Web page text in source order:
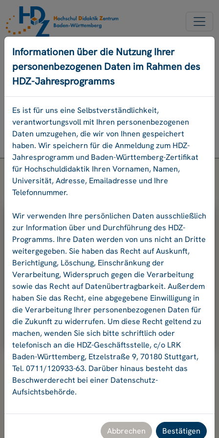
NEUER ACCOUNT
PASSWORD VERGESSEN
ENGLISCH
Programm
Login
Bitte geben Sie Ihre E-Mail-Adresse
und Ihr Passwort an.
E-Mail-Adresse:
Passwort:
Ok
Hochschuldidaktikzentrum Baden-Württemberg
Etzelstraße 9, 70180 Stuttgart, Tel. +49 711 120933-63,
Informationen über die Nutzung Ihrer
personenbezogenen Daten im Rahmen des
HDZ-Jahresprogramms
Es ist für uns eine Selbstverständlichkeit,
verantwortungsvoll mit Ihren personenbezogenen
Daten umzugehen, die wir von Ihnen gespeichert
haben. Wir speichern für die Anmeldung zum HDZ-
Jahresprogramm und Baden-Württemberg-Zertifikat
für Hochschuldidaktik Ihren Vornamen, Namen,
Universität, Adresse, Emailadresse und Ihre
Telefonnummer.
Wir verwenden Ihre persönlichen Daten ausschließlich
zur Information über und Durchführung des HDZ-
Programms. Ihre Daten werden von uns nicht an Dritte
weitergegeben. Sie haben das Recht auf Auskunft,
Berichtigung, Löschung, Einschränkung der
Verarbeitung, Widerspruch gegen die Verarbeitung
sowie das Recht auf Datenübertragbarkeit. Außerdem
haben Sie das Recht, eine abgegebene Einwilligung in
die Verarbeitung Ihrer personenbezogenen Daten für
die Zukunft zu widerrufen. Um diese Recht geltend zu
machen, wenden Sie sich bitte schriftlich oder
telefonisch an die HDZ-Geschäftsstelle, c/o LRK
Baden-Württemberg, Etzelstraße 9, 70180 Stuttgart,
Tel. 0711/120933-63. Darüber hinaus besteht das
Beschwerderecht bei einer Datenschutz-
Aufsichtsbehörde.
Abbrechen Bestätigen